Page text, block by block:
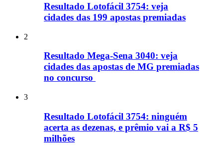
Resultado Lotofácil 3754: veja
cidades das 199 apostas premiadas
2
Resultado Mega-Sena 3040: veja
cidades das apostas de MG premiadas
no concurso
3
Resultado Lotofácil 3754: ninguém
acerta as dezenas, e prêmio vai a R$ 5
milhões